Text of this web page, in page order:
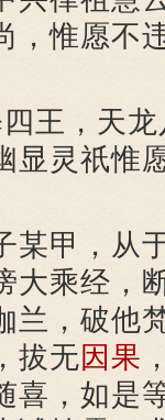
，惟愿不
，天龙
显灵祇惟
甲，从
大乘经，
兰，破他
拔无因果
喜，如是